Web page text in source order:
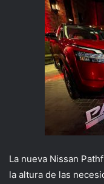
La nueva Nissan
la altura de las